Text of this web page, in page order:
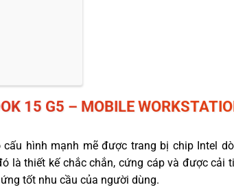
15 G5 – MOBILE
hình mạnh mẽ được trang bị chip Intel
là thiết kế chắc chắn, cứng cáp và được cải
tốt nhu cầu của người dùng.